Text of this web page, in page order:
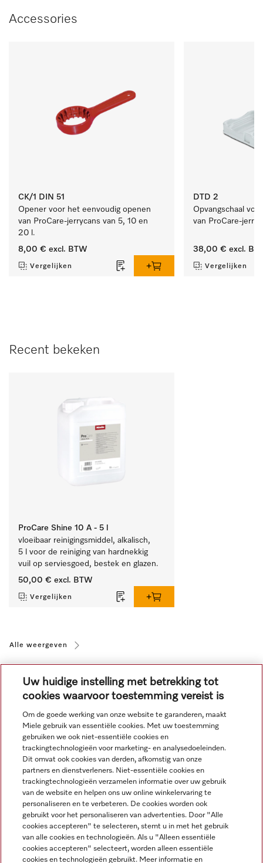
Accessories
CK/1 DIN 51
Opener voor het eenvoudig openen
van ProCare-jerrycans van 5, 10 en
20 l.
8,00 € excl. BTW
Vergelijken
DTD 2
Opvangschaal
van ProCare-
38,00 € excl.
Vergelijken
Recent bekeken
ProCare Shine 10 A - 5 l
vloeibaar reinigingsmiddel, alkalisch,
5 l voor de reiniging van hardnekkig
vuil op serviesgoed, bestek en glazen.
50,00 € excl. BTW
Vergelijken
Alle weergeven
Navigatie
Service
Uw huidige instelling met betrekking tot
cookies waarvoor toestemming vereist is
Om de goede werking van onze website te garanderen, maakt
Miele gebruik van essentiële cookies. Met uw toestemming
gebruiken we ook niet-essentiële cookies en
trackingtechnologieën voor marketing- en analysedoeleinden.
Dit omvat ook cookies van derden, afkomstig van onze
partners en dienstverleners. Niet-essentiële cookies en
trackingtechnologieën verzamelen informatie over uw gebruik
van de website en helpen ons uw online winkelervaring te
personaliseren en te verbeteren. De cookies worden ook
gebruikt voor het personaliseren van advertenties. Door "Alle
cookies accepteren" te selecteren, stemt u in met het gebruik
van alle cookies en technologieën. Als u "Alleen essentiële
cookies accepteren" selecteert, worden alleen essentiële
cookies en technologieën gebruikt. Meer informatie en